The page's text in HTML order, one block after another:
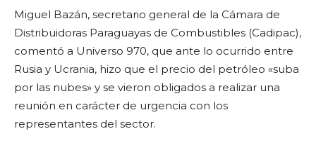
Miguel Bazán, secretario general de la Cámara de
Distribuidoras Paraguayas de Combustibles (Cadipac),
comentó a Universo 970, que ante lo ocurrido entre
Rusia y Ucrania, hizo que el precio del petróleo «suba
por las nubes» y se vieron obligados a realizar una
reunión en carácter de urgencia con los
representantes del sector.